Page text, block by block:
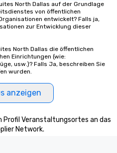
North Dallas auf der Grundlage
von öffentlichen
entwickelt? Falls ja,
zur Entwicklung dieser
North Dallas die öffentlichen
Einrichtungen (wie:
usw.)? Falls Ja, beschreiben Sie
wurden.
anzeigen
Profil Veranstaltungsortes an das
Network.